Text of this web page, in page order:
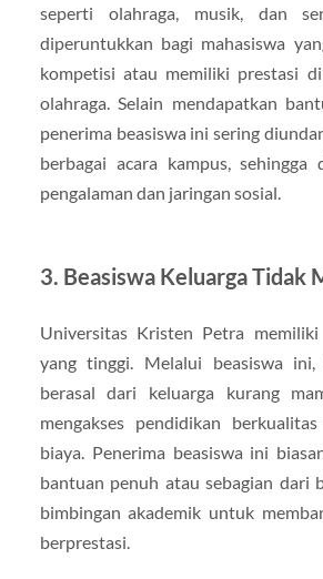
seperti olahraga, musik, dan
diperuntukkan bagi mahasiswa
kompetisi atau memiliki prestasi
olahraga. Selain mendapatkan
penerima beasiswa ini sering
berbagai acara kampus, sehingga
pengalaman dan jaringan sosial.
3. Beasiswa Keluarga Tidak
Universitas Kristen Petra
yang tinggi. Melalui beasiswa ini,
berasal dari keluarga kurang
mengakses pendidikan
biaya. Penerima beasiswa ini
bantuan penuh atau sebagian dari
bimbingan akademik untuk
berprestasi.